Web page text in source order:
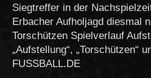
Siegtreffer in der
Erbacher Aufholjagd diesmal
Torschützen Spielverlauf
„Aufstellung“, „Torschützen“
FUSSBALL.DE